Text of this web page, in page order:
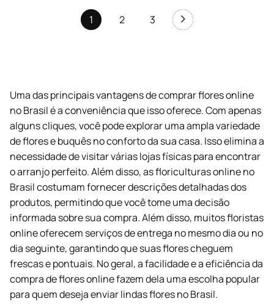
1 2 3
Uma das principais vantagens de comprar flores online
no Brasil é a conveniência que isso oferece. Com apenas
alguns cliques, você pode explorar uma ampla variedade
de flores e buquês no conforto da sua casa. Isso elimina a
necessidade de visitar várias lojas físicas para encontrar
o arranjo perfeito. Além disso, as floriculturas online no
Brasil costumam fornecer descrições detalhadas dos
produtos, permitindo que você tome uma decisão
informada sobre sua compra. Além disso, muitos floristas
online oferecem serviços de entrega no mesmo dia ou no
dia seguinte, garantindo que suas flores cheguem
frescas e pontuais. No geral, a facilidade e a eficiência da
compra de flores online fazem dela uma escolha popular
para quem deseja enviar lindas flores no Brasil.